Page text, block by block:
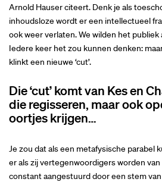
Arnold Hauser citeert. Denk je als
inhoudsloze wordt er een intellectueel
ook weer verlaten. We wilden het
Iedere keer het zou kunnen denken:
klinkt een nieuwe ‘cut’.
Die ‘cut’ komt van Kes en
die regisseren, maar ook
oortjes krijgen…
Je zou dat als een metafysische parabel
er als zij vertegenwoordigers worden
constant aangestuurd door een stem van